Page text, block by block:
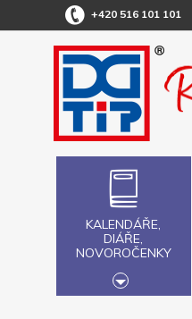
+420 516 101 101
KALENDÁŘE,
DIÁŘE,
NOVOROČENKY